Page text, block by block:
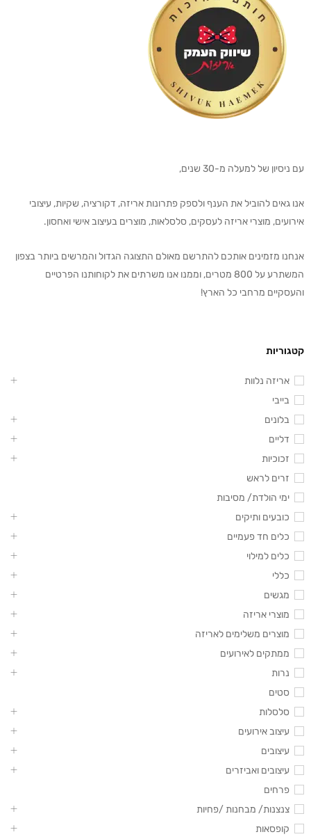
עם ניסיון של למעלה מ-30 שנים,
אנו גאים להוביל את הענף ולספק פתרונות אריזה, דקורציה, שקיות, עיצובי
אירועים, מוצרי אריזה לעסקים, סלסלאות, מוצרים בעיצוב אישי ואחסון.
אנחנו מזמינים אותכם להתרשם מאולם התצוגה הגדול והמרשים ביותר בצפון
המשתרע על 800 מטרים, וממנו אנו משרתים את לקוחותנו הפרטיים
והעסקיים מרחבי כל הארץ!
קטגוריות
אריזה נלוות
בייבי
בלונים
דליים
זכוכיות
זרים לראש
ימי הולדת/ מסיבות
כובעים ותיקים
כלים חד פעמיים
כלים למילוי
כללי
מגשים
מוצרי אריזה
מוצרים משלימים לאריזה
ממתקים לאירועים
נרות
סטים
סלסלות
עיצוב אירועים
עיצובים
עיצובים ואביזרים
פרחים
צנצנות/ מבחנות /פחיות
קופסאות